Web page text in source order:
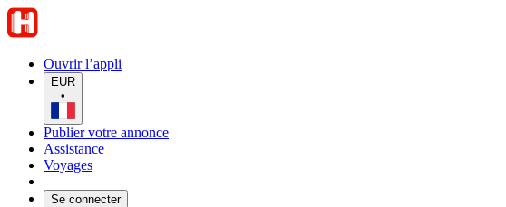
Ouvrir l’appli
EUR
•
Publier votre annonce
Assistance
Voyages
Se connecter